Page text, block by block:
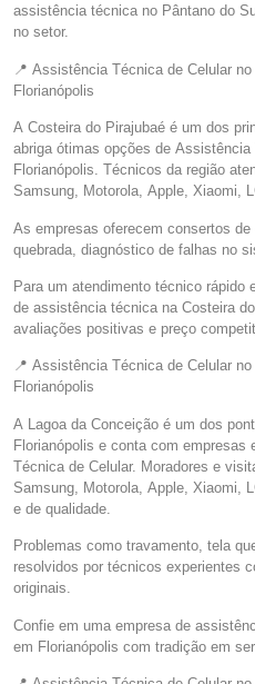
assistência técnica no Pântano do
no setor.
📍 Assistência Técnica de Celular
Florianópolis
A Costeira do Pirajubaé é um dos
abriga ótimas opções de Assistência
Florianópolis. Técnicos da região
Samsung, Motorola, Apple, Xiaomi,
As empresas oferecem consertos
quebrada, diagnóstico de falhas no
Para um atendimento técnico rápido
de assistência técnica na Costeira
avaliações positivas e preço
📍 Assistência Técnica de Celular
Florianópolis
A Lagoa da Conceição é um dos
Florianópolis e conta com
Técnica de Celular. Moradores e
Samsung, Motorola, Apple, Xiaomi,
e de qualidade.
Problemas como travamento, tela
resolvidos por técnicos experientes
originais.
Confie em uma empresa de
em Florianópolis com tradição em